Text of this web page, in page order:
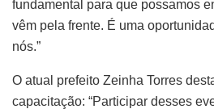
fundamental para que possamos
vêm pela frente. É uma
nós.”
O atual prefeito Zeinha Torres
capacitação: “Participar desses